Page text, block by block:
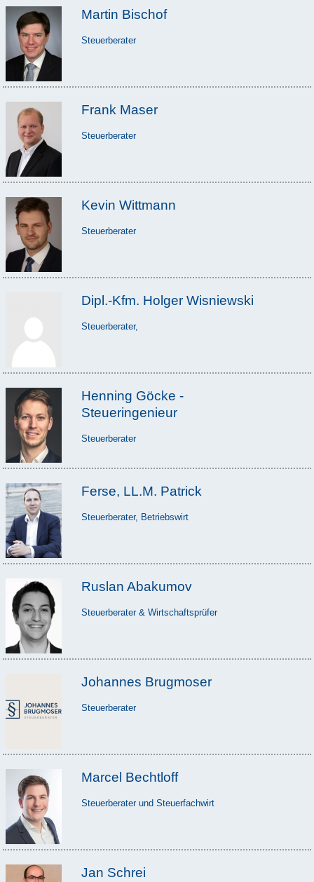
Martin Bischof
Steuerberater
Frank Maser
Steuerberater
Kevin Wittmann
Steuerberater
Dipl.-Kfm. Holger Wisniewski
Steuerberater,
Henning Göcke -
Steueringenieur
Steuerberater
Ferse, LL.M. Patrick
Steuerberater, Betriebswirt
Ruslan Abakumov
Steuerberater & Wirtschaftsprüfer
Johannes Brugmoser
Steuerberater
Marcel Bechtloff
Steuerberater und Steuerfachwirt
Jan Schrei